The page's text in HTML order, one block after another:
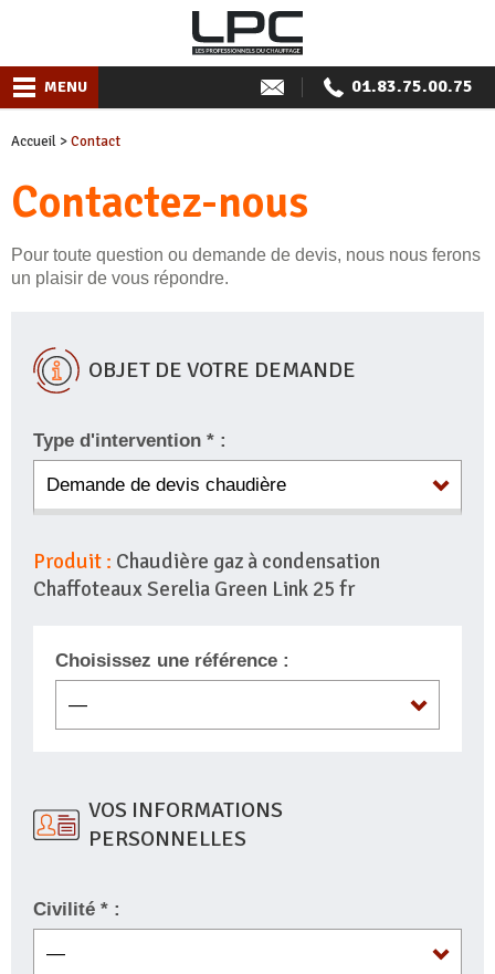
MENU 01.83.75.00.75
Accueil >Contact
Contactez-nous
Pour toute question ou demande de devis, nous nous ferons
un plaisir de vous répondre.
OBJET DE VOTRE DEMANDE
Type d'intervention * :
Produit : Chaudière gaz à condensation
Chaffoteaux Serelia Green Link 25 fr
Choisissez une référence :
VOS INFORMATIONS
PERSONNELLES
Civilité * :